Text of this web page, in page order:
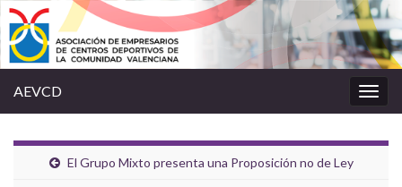
la
AEVCD
El Grupo Mixto presenta una Proposición no de Ley